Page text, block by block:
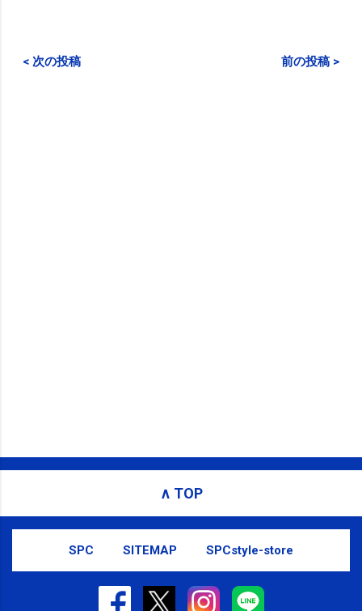
< 次の投稿 前の投稿 >
∧ TOP
SPC SITEMAP SPCstyle-store